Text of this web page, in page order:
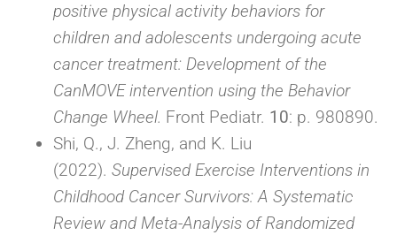
positive physical activity behaviors for
children and adolescents undergoing acute
cancer treatment: Development of the
CanMOVE intervention using the Behavior
Change Wheel. Front Pediatr. 10: p. 980890.
Shi, Q., J. Zheng, and K. Liu
(2022). Supervised Exercise Interventions in
Childhood Cancer Survivors: A Systematic
Review and Meta-Analysis of Randomized